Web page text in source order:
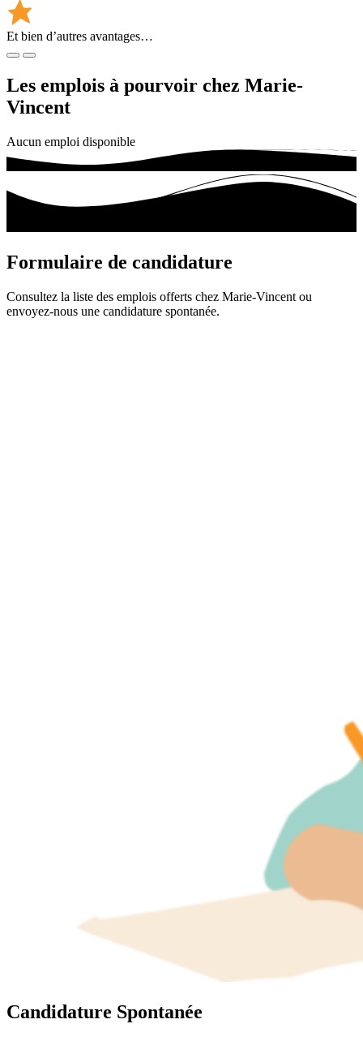
Et bien d’autres avantages…
Les emplois à pourvoir chez Marie-
Vincent
Aucun emploi disponible
Formulaire de candidature
Consultez la liste des emplois offerts chez Marie-Vincent ou
envoyez-nous une candidature spontanée.
Candidature Spontanée